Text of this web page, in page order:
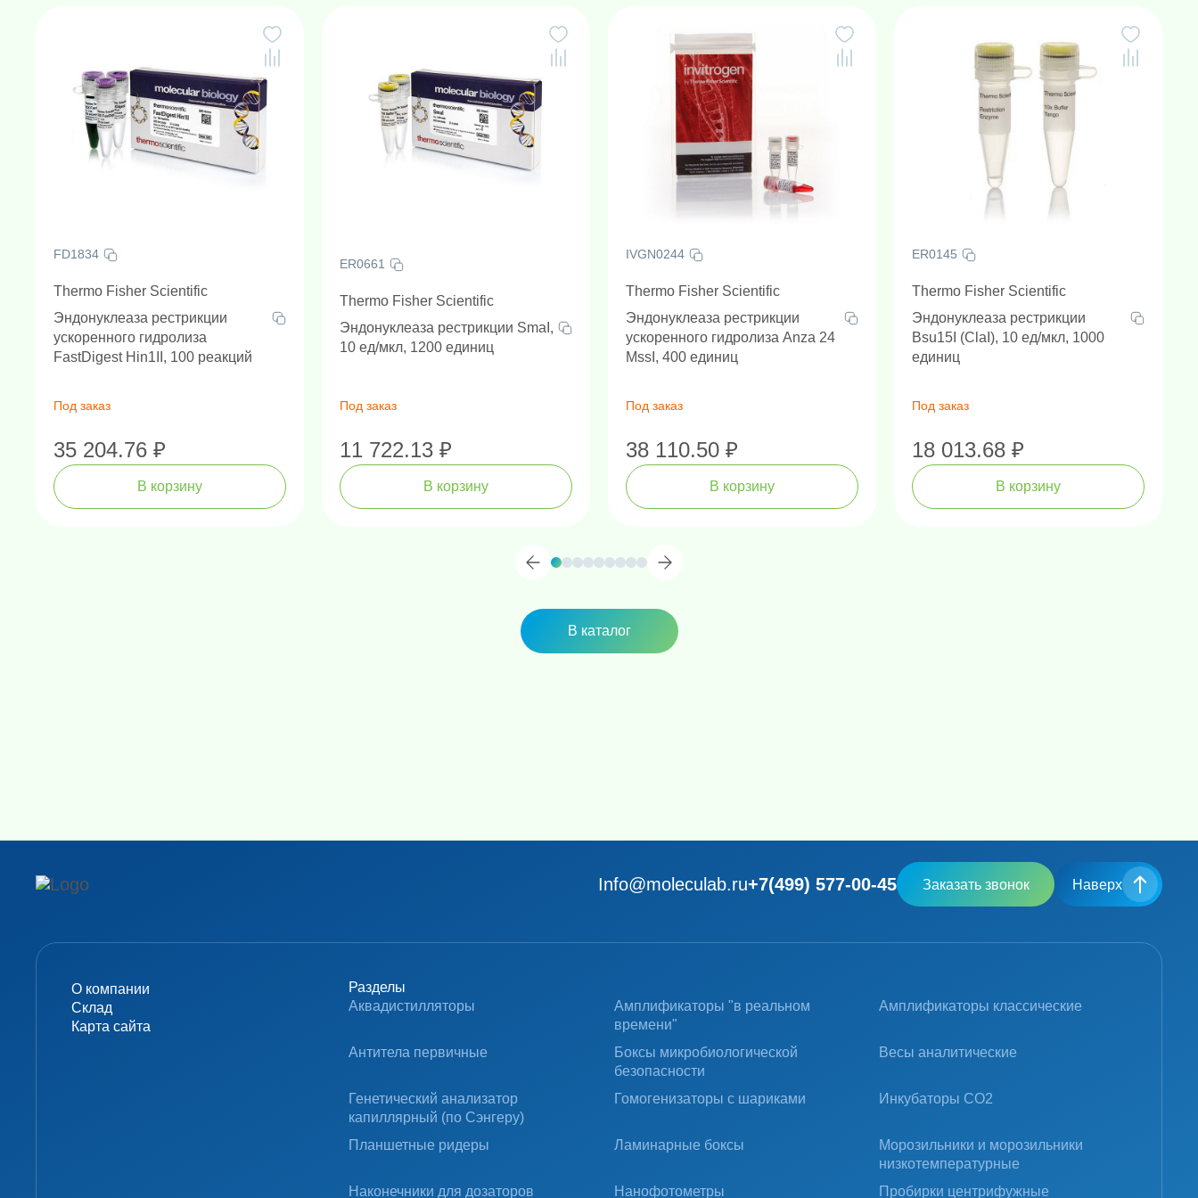
FD1834
Thermo Fisher Scientific
Эндонуклеаза рестрикции
ускоренного гидролиза
FastDigest Hin1II, 100 реакций
Под заказ
35 204.76 ₽
В корзину
ER0661
Thermo Fisher Scientific
Эндонуклеаза рестрикции SmaI,
10 ед/мкл, 1200 единиц
Под заказ
11 722.13 ₽
В корзину
IVGN0244
Thermo Fisher Scientific
Эндонуклеаза рестрикции
ускоренного гидролиза Anza 24
MssI, 400 единиц
Под заказ
38 110.50 ₽
В корзину
ER0145
Thermo Fisher Scientific
Эндонуклеаза рестрикции
Bsu15I (ClaI), 10 ед/мкл, 1000
единиц
Под заказ
18 013.68 ₽
В корзину
В каталог
Info@moleculab.ru+7(499) 577-00-45 Заказать звонок Наверх
О компании
Склад
Карта сайта
Разделы
Аквадистилляторы
Амплификаторы "в реальном
времени"
Амплификаторы классические
Антитела первичные
Боксы микробиологической
безопасности
Весы аналитические
Генетический анализатор
капиллярный (по Сэнгеру)
Гомогенизаторы с шариками Инкубаторы CO2
Планшетные ридеры Ламинарные боксы
Морозильники и морозильники
низкотемпературные
Наконечники для дозаторов
Нанофотометры Пробирки центрифужные